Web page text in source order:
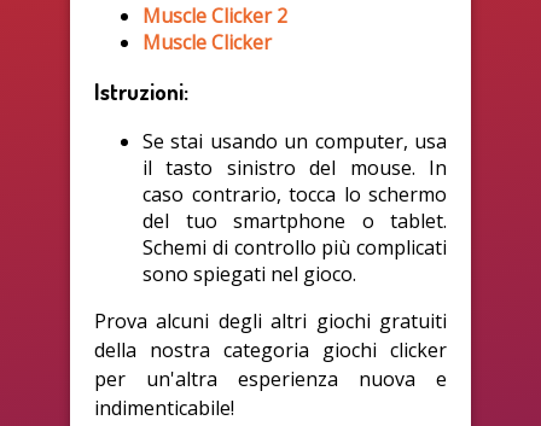
Muscle Clicker 2
Muscle Clicker
Istruzioni:
Se stai usando un computer, usa
il tasto sinistro del mouse. In
caso contrario, tocca lo schermo
del tuo smartphone o tablet.
Schemi di controllo più complicati
sono spiegati nel gioco.
Prova alcuni degli altri giochi gratuiti
della nostra categoria giochi clicker
per un'altra esperienza nuova e
indimenticabile!